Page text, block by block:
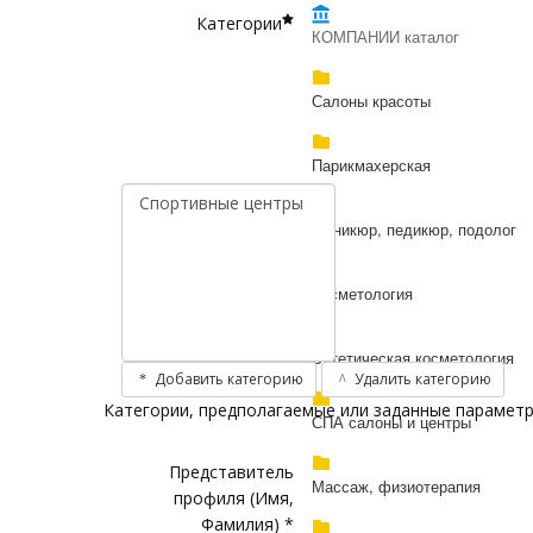
Категории
КОМПАНИИ каталог
Салоны красоты
Парикмахерская
Маникюр, педикюр, подолог
Косметология
Эстетическая косметология
СПА салоны и центры
Массаж, физиотерапия
Добавить категорию Удалить категорию
Категории, предполагаемые или заданные
Представитель
профиля (Имя,
Фамилия) *